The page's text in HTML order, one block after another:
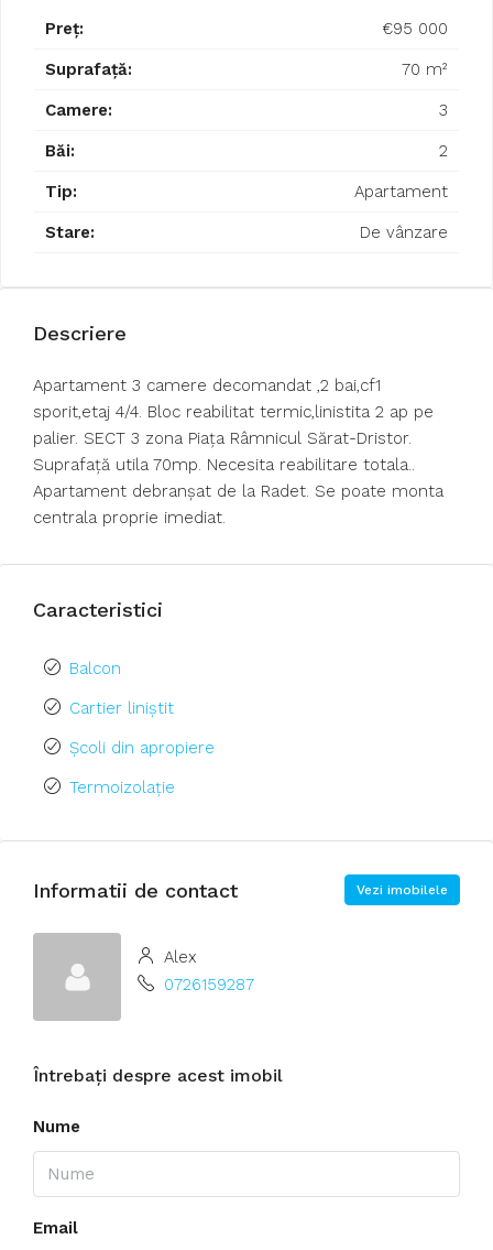
Preț: €95 000
Suprafață: 70 m²
Camere: 3
Băi: 2
Tip: Apartament
Stare: De vânzare
Descriere
Apartament 3 camere decomandat ,2 bai,cf1
sporit,etaj 4/4. Bloc reabilitat termic,linistita 2 ap pe
palier. SECT 3 zona Piața Râmnicul Sărat-Dristor.
Suprafață utila 70mp. Necesita reabilitare totala..
Apartament debranșat de la Radet. Se poate monta
centrala proprie imediat.
Caracteristici
Balcon
Cartier liniștit
Școli din apropiere
Termoizolație
Informatii de contact Vezi imobilele
Alex
0726159287
Întrebați despre acest imobil
Nume
Email